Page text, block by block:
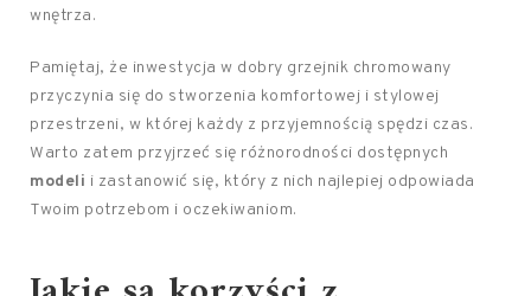
wnętrza.
Pamiętaj, że inwestycja w dobry grzejnik chromowany
przyczynia się do stworzenia komfortowej i stylowej
przestrzeni, w której każdy z przyjemnością spędzi czas.
Warto zatem przyjrzeć się różnorodności dostępnych
modeli i zastanowić się, który z nich najlepiej odpowiada
Twoim potrzebom i oczekiwaniom.